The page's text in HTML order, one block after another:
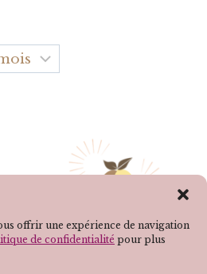
offrir une expérience de navigation
de confidentialité pour plus
LES RÉSEAUX !